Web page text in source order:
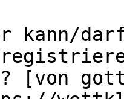
kann/
[von